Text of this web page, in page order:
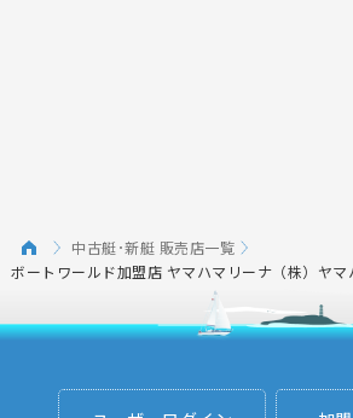
中古艇･新艇 販売店一覧
ボートワールド加盟店 ヤマハマリーナ（株）ヤ